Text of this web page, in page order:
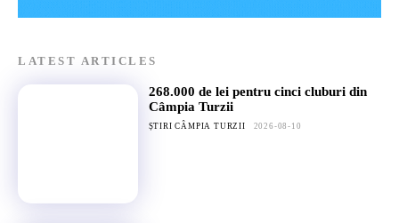
LATEST ARTICLES
268.000 de lei pentru cinci cluburi din
Câmpia Turzii
ȘTIRI CÂMPIA TURZII 2026-08-10